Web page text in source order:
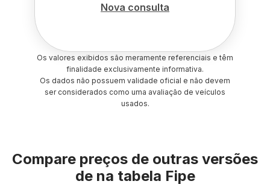
Nova consulta
Os valores exibidos são meramente referenciais e têm
finalidade exclusivamente informativa.
Os dados não possuem validade oficial e não devem
ser considerados como uma avaliação de veículos
usados.
Compare preços de outras versões
de na tabela Fipe